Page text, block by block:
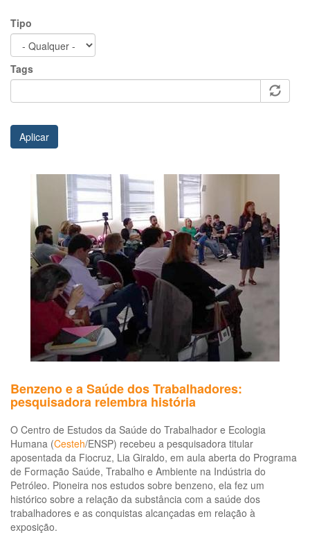
Tipo
Tags
Aplicar
Benzeno e a Saúde dos Trabalhadores:
pesquisadora relembra história
O Centro de Estudos da Saúde do Trabalhador e Ecologia
Humana (Cesteh/ENSP) recebeu a pesquisadora titular
aposentada da Fiocruz, Lia Giraldo, em aula aberta do Programa
de Formação Saúde, Trabalho e Ambiente na Indústria do
Petróleo. Pioneira nos estudos sobre benzeno, ela fez um
histórico sobre a relação da substância com a saúde dos
trabalhadores e as conquistas alcançadas em relação à
exposição.